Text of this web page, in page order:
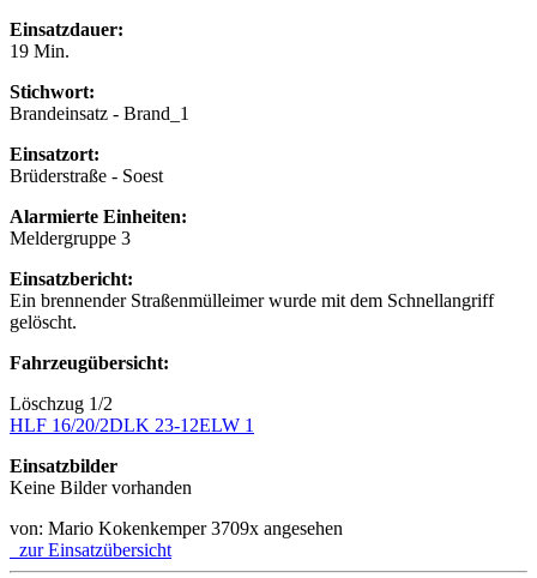
Einsatzdauer:
19 Min.
Stichwort:
Brandeinsatz - Brand_1
Einsatzort:
Brüderstraße - Soest
Alarmierte Einheiten:
Meldergruppe 3
Einsatzbericht:
Ein brennender Straßenmülleimer wurde mit dem Schnellangriff
gelöscht.
Fahrzeugübersicht:
Löschzug 1/2
HLF 16/20/2DLK 23-12ELW 1
Einsatzbilder
Keine Bilder vorhanden
von: Mario Kokenkemper3709x angesehen
zur Einsatzübersicht